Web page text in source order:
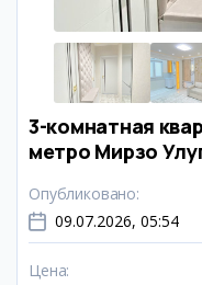
3-комнатная
метро Мирзо
Опубликовано:
09.07.2026, 05:54
Цена: